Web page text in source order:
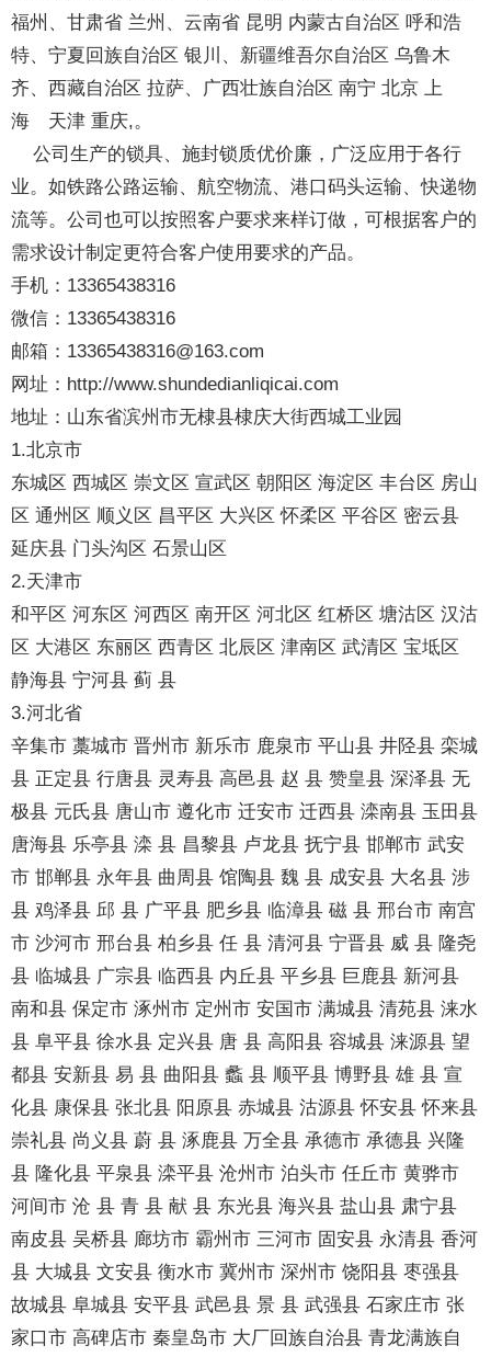
福州、甘肃省 兰州、云南省 昆明 内蒙古自治区 呼和浩
特、宁夏回族自治区 银川、新疆维吾尔自治区 乌鲁木
齐、西藏自治区 拉萨、广西壮族自治区 南宁 北京 上
海 天津 重庆,。
公司生产的锁具、施封锁质优价廉，广泛应用于各行
业。如铁路公路运输、航空物流、港口码头运输、快递物
流等。公司也可以按照客户要求来样订做，可根据客户的
需求设计制定更符合客户使用要求的产品。
手机：13365438316
微信：13365438316
邮箱：13365438316@163.com
网址：http://www.shundedianliqicai.com
地址：山东省滨州市无棣县棣庆大街西城工业园
1.北京市
东城区 西城区 崇文区 宣武区 朝阳区 海淀区 丰台区 房山
区 通州区 顺义区 昌平区 大兴区 怀柔区 平谷区 密云县
延庆县 门头沟区 石景山区
2.天津市
和平区 河东区 河西区 南开区 河北区 红桥区 塘沽区 汉沽
区 大港区 东丽区 西青区 北辰区 津南区 武清区 宝坻区
静海县 宁河县 蓟 县
3.河北省
辛集市 藁城市 晋州市 新乐市 鹿泉市 平山县 井陉县 栾城
县 正定县 行唐县 灵寿县 高邑县 赵 县 赞皇县 深泽县 无
极县 元氏县 唐山市 遵化市 迁安市 迁西县 滦南县 玉田县
唐海县 乐亭县 滦 县 昌黎县 卢龙县 抚宁县 邯郸市 武安
市 邯郸县 永年县 曲周县 馆陶县 魏 县 成安县 大名县 涉
县 鸡泽县 邱 县 广平县 肥乡县 临漳县 磁 县 邢台市 南宫
市 沙河市 邢台县 柏乡县 任 县 清河县 宁晋县 威 县 隆尧
县 临城县 广宗县 临西县 内丘县 平乡县 巨鹿县 新河县
南和县 保定市 涿州市 定州市 安国市 满城县 清苑县 涞水
县 阜平县 徐水县 定兴县 唐 县 高阳县 容城县 涞源县 望
都县 安新县 易 县 曲阳县 蠡 县 顺平县 博野县 雄 县 宣
化县 康保县 张北县 阳原县 赤城县 沽源县 怀安县 怀来县
崇礼县 尚义县 蔚 县 涿鹿县 万全县 承德市 承德县 兴隆
县 隆化县 平泉县 滦平县 沧州市 泊头市 任丘市 黄骅市
河间市 沧 县 青 县 献 县 东光县 海兴县 盐山县 肃宁县
南皮县 吴桥县 廊坊市 霸州市 三河市 固安县 永清县 香河
县 大城县 文安县 衡水市 冀州市 深州市 饶阳县 枣强县
故城县 阜城县 安平县 武邑县 景 县 武强县 石家庄市 张
家口市 高碑店市 秦皇岛市 大厂回族自治县 青龙满族自